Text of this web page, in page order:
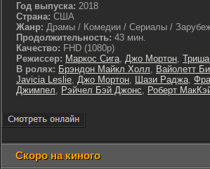
Год выпуска: 2018
Страна: США
Жанр: Драмы / Комедии / Сериалы /
Продолжительность: 43 мин.
Качество: FHD (1080p)
Режиссер: Маркос Сига, Джо Мортон,
В ролях: Брэндон Майкл Холл, Вайолетт
Javicia Leslie, Джо Мортон, Шази Раджа,
Джимпел, Рэйчел Бэй Джонс, Роберт
Скоро на киного